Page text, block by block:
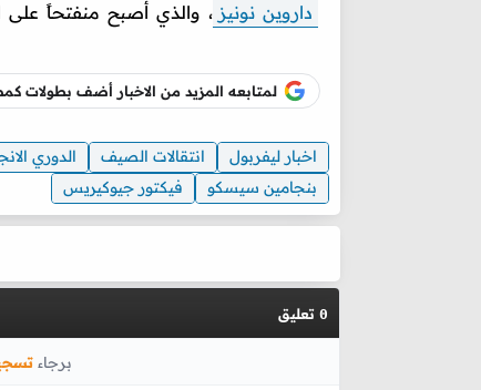
داروين نونيز ، والذي أصبح منفتحاً على
لمتابعه المزيد من الاخبار أضف
اخبار ليفربول انتقالات الصيف الدوري
بنجامين سيسكو
فيكتور جيوكيريس
0 تعليق
برجاء